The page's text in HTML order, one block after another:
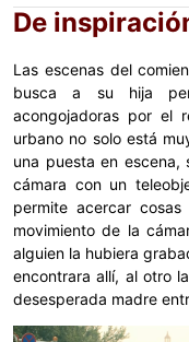
De
Las escenas del
busca a su hija
acongojadoras por el
urbano no solo está
una puesta en escena,
cámara con un
permite acercar
movimiento de la
alguien la hubiera
encontrara allí, al otro
desesperada madre